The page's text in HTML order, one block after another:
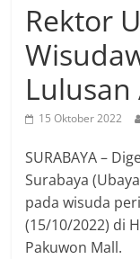
Rektor
15 Oktober 2022
SURABAYA –
Surabaya
pada wisuda
(15/10/2022) di
Pakuwon Mall.